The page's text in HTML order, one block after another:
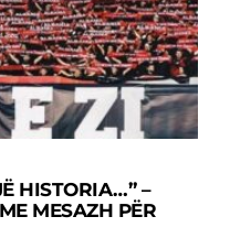
HISTORIA…” –
MESAZH PËR